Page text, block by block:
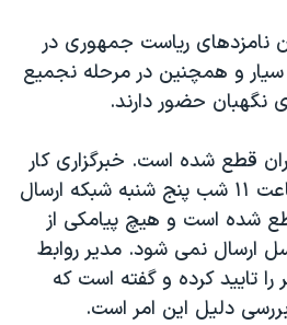
نامزدهای ریاست جمهوری در
و همچنین در مرحله نجمیع
نگهبان حضور دارند.
قطع شده است. خبرگزاری کار
ایران گزارش داد که از ساعت ۱۱ شب پنج شنبه شبکه ارسال
شده است و هیچ پیامکی از
ارسال نمی شود. مدیر روابط
تایید کرده و گفته است که
دلیل این امر است.